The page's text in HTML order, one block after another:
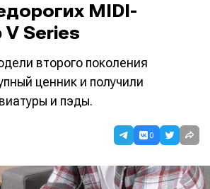
MIDI-
V Series
второго поколения
ценник и получили
и пэды.
0